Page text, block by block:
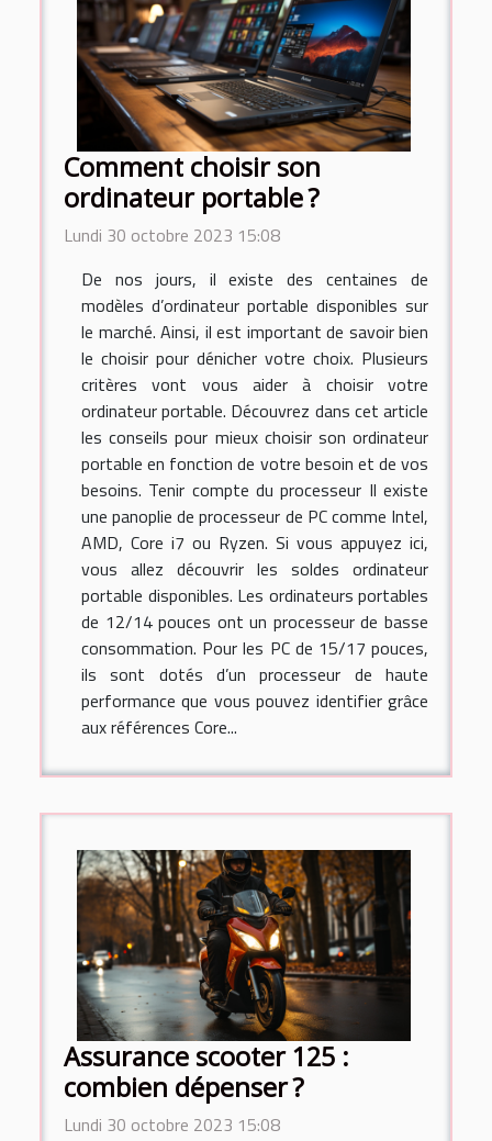
Comment choisir son
ordinateur portable ?
Lundi 30 octobre 2023 15:08
De nos jours, il existe des centaines de
modèles d’ordinateur portable disponibles sur
le marché. Ainsi, il est important de savoir bien
le choisir pour dénicher votre choix. Plusieurs
critères vont vous aider à choisir votre
ordinateur portable. Découvrez dans cet article
les conseils pour mieux choisir son ordinateur
portable en fonction de votre besoin et de vos
besoins. Tenir compte du processeur Il existe
une panoplie de processeur de PC comme Intel,
AMD, Core i7 ou Ryzen. Si vous appuyez ici,
vous allez découvrir les soldes ordinateur
portable disponibles. Les ordinateurs portables
de 12/14 pouces ont un processeur de basse
consommation. Pour les PC de 15/17 pouces,
ils sont dotés d’un processeur de haute
performance que vous pouvez identifier grâce
aux références Core...
Assurance scooter 125 :
combien dépenser ?
Lundi 30 octobre 2023 15:08